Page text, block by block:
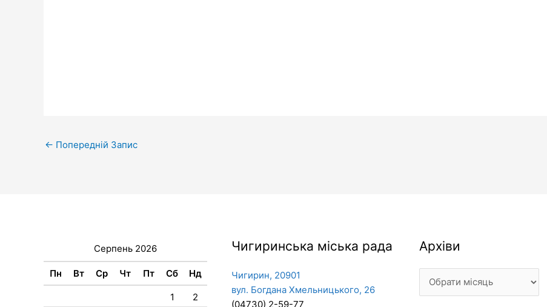
← Попередній Запис
Серпень 2026
Пн Вт Ср Чт Пт Сб Нд
1 2
Чигиринська міська рада
Чигирин, 20901
вул. Богдана Хмельницького, 26
(04730) 2-59-77
Архіви
Архіви